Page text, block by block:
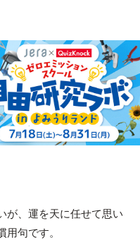
が、運を天に任せて思い
句です。